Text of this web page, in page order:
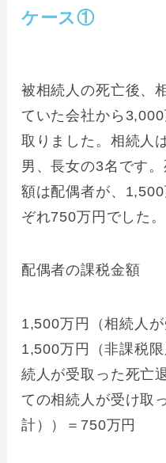
ケース①
被相続人の死亡後、
ていた会社から
取りました。相続人
男、長女の3名です
額は配偶者が、
ぞれ750万円でした。
配偶者の課税金額
1,500万円（相続人
1,500万円（非課税
続人が受取った死亡
ての相続人が受け取
計））＝750万円